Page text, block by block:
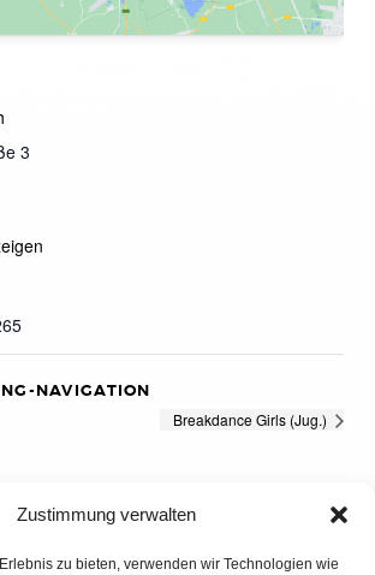
Zustimmung verwalten
zu bieten, verwenden wir Technologien wie
3
NAVIGATION
Breakdance Girls (Jug.)